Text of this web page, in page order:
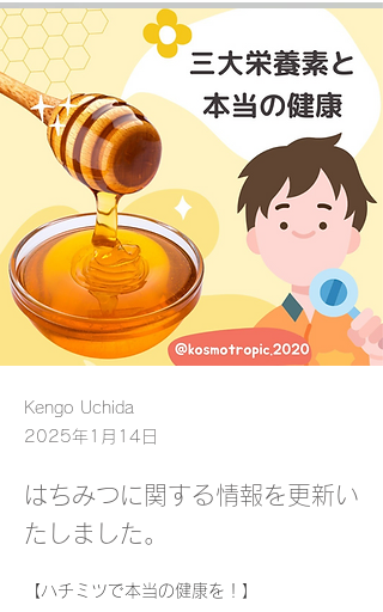
Kengo Uchida
2025年1月14日
はちみつに関する情報を更新い
たしました。
【ハチミツで本当の健康を！】